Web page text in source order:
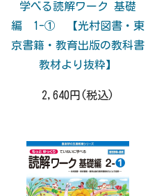
学べる読解ワーク 基礎
編 1-① 【光村図書・東
京書籍・教育出版の教科書
教材より抜粋】
2,640円(税込)